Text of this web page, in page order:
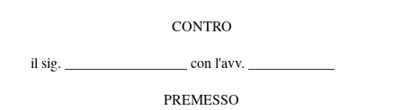
CONTRO
il sig. _________________ con l'avv. ____________
PREMESSO